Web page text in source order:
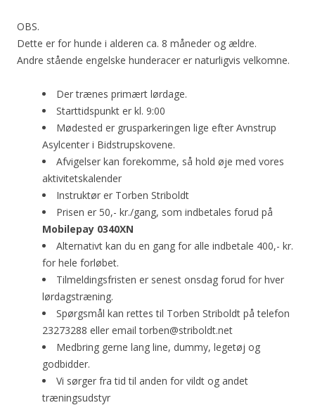
OBS.
Dette er for hunde i alderen ca. 8 måneder og ældre.
Andre stående engelske hunderacer er naturligvis velkomne.
Der trænes primært lørdage.
Starttidspunkt er kl. 9:00
Mødested er grusparkeringen lige efter Avnstrup
Asylcenter i Bidstrupskovene.
Afvigelser kan forekomme, så hold øje med vores
aktivitetskalender
Instruktør er Torben Striboldt
Prisen er 50,- kr./gang, som indbetales forud på
Mobilepay 0340XN
Alternativt kan du en gang for alle indbetale 400,- kr.
for hele forløbet.
Tilmeldingsfristen er senest onsdag forud for hver
lørdagstræning.
Spørgsmål kan rettes til Torben Striboldt på telefon
23273288 eller email torben@striboldt.net
Medbring gerne lang line, dummy, legetøj og
godbidder.
Vi sørger fra tid til anden for vildt og andet
træningsudstyr